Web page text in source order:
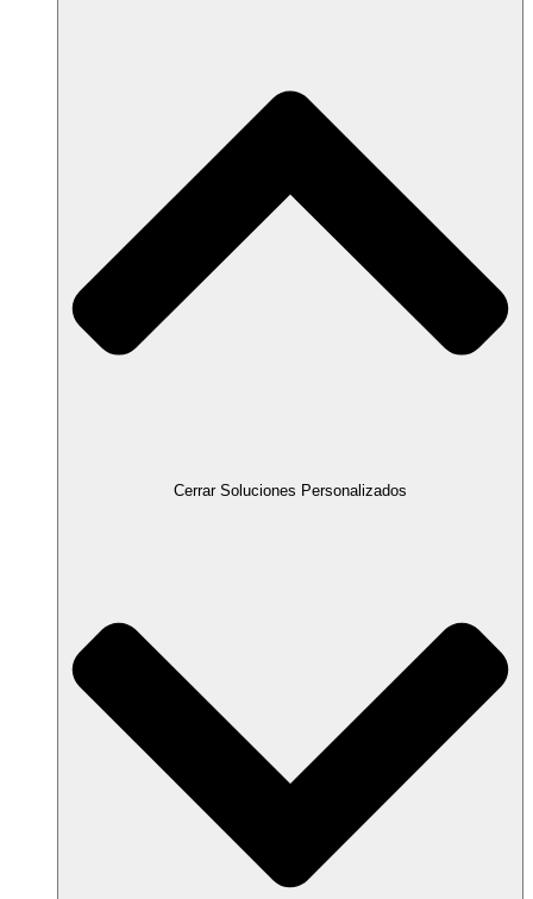
Cerrar Soluciones Personalizados